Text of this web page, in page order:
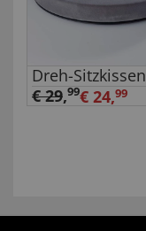
Dreh-Sitzkissen
€ 29,99€ 24,99